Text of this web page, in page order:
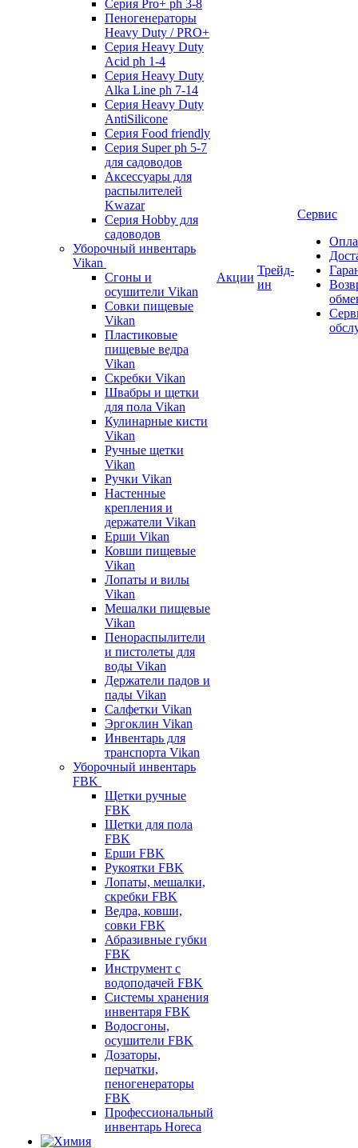
Серия Pro+ ph 3-8
Пеногенераторы
Heavy Duty / PRO+
Серия Heavy Duty
Acid ph 1-4
Серия Heavy Duty
Alka Line ph 7-14
Серия Heavy Duty
AntiSilicone
Серия Food friendly
Серия Super ph 5-7
для садоводов
Аксессуары для
распылителей
Kwazar
Серия Hobby для
садоводов
Уборочный инвентарь
Vikan
Сгоны и
осушители Vikan
Совки пищевые
Vikan
Пластиковые
пищевые ведра
Vikan
Скребки Vikan
Швабры и щетки
для пола Vikan
Кулинарные кисти
Vikan
Ручные щетки
Vikan
Ручки Vikan
Настенные
крепления и
держатели Vikan
Ерши Vikan
Ковши пищевые
Vikan
Лопаты и вилы
Vikan
Мешалки пищевые
Vikan
Пенораспылители
и пистолеты для
воды Vikan
Держатели падов и
пады Vikan
Салфетки Vikan
Эргоклин Vikan
Инвентарь для
транспорта Vikan
Уборочный инвентарь
FBK
Щетки ручные
FBK
Щетки для пола
FBK
Ерши FBK
Рукоятки FBK
Лопаты, мешалки,
скребки FBK
Ведра, ковши,
совки FBK
Абразивные губки
FBK
Инструмент с
водоподачей FBK
Системы хранения
инвентаря FBK
Водосгоны,
осушители FBK
Дозаторы,
перчатки,
пеногенераторы
FBK
Профессиональный
инвентарь Horeca
Акции
Трейд-
ин
Сервис